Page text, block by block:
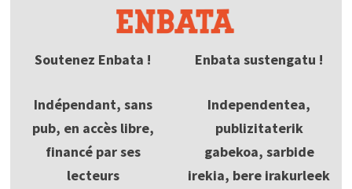
Soutenez Enbata !
Indépendant, sans
pub, en accès libre,
financé par ses
lecteurs
Enbata sustengatu !
Independentea,
publizitaterik
gabekoa, sarbide
irekia, bere irakurleek